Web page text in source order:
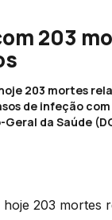
203
203 mortes
de infeção
da Saúde
203 mortes